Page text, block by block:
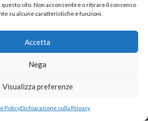
questo sito. Non acconsentire o ritirare il consenso
su alcune caratteristiche e funzioni.
Accetta
Nega
Visualizza preferenze
PolicyDichiarazione sulla Privacy
Pagine: Giacomo Brini //